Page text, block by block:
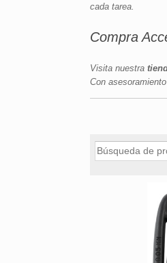
cada tarea.
Compra
Visita nuestra
Con